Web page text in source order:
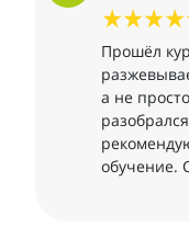
Прошёл
а не
обучение.